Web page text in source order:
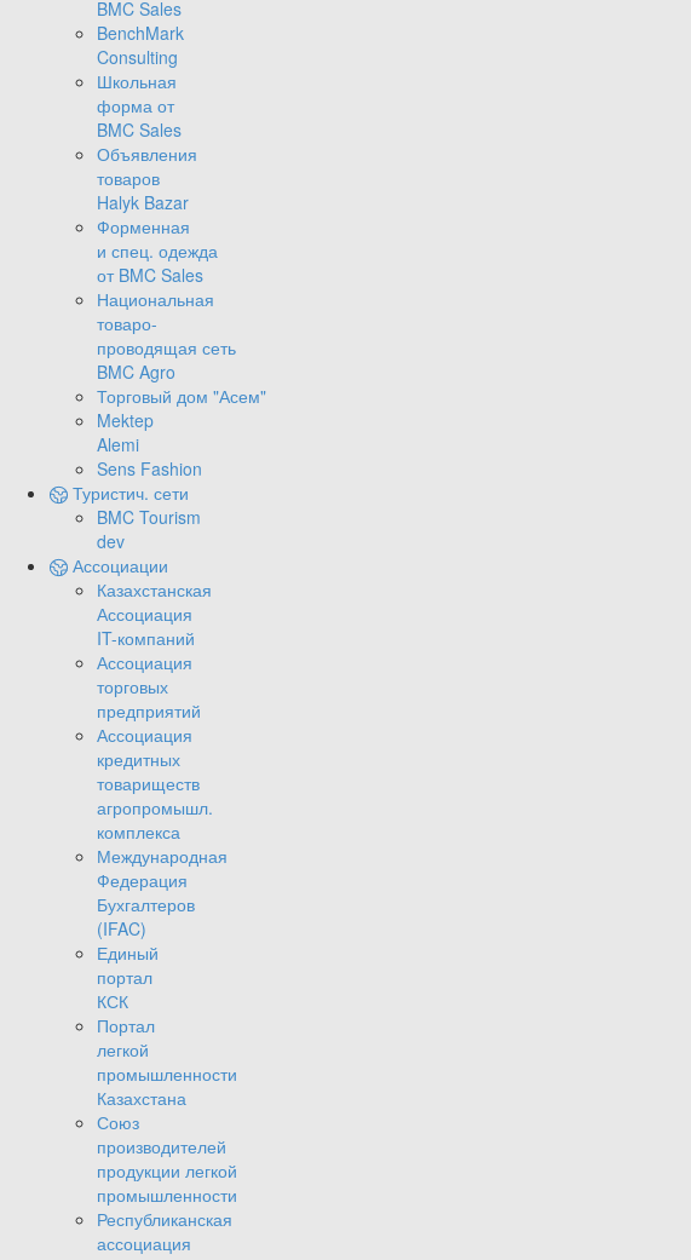
BMC Sales
BenchMark
Consulting
Школьная
форма от
BMC Sales
Объявления
товаров
Halyk Bazar
Форменная
и спец. одежда
от BMC Sales
Национальная
товаро-
проводящая сеть
BMC Agro
Торговый дом "Асем"
Mektep
Alemi
Sens Fashion
Туристич. сети
BMC Tourism
dev
Ассоциации
Казахстанская
Ассоциация
IT-компаний
Ассоциация
торговых
предприятий
Ассоциация
кредитных
товариществ
агропромышл.
комплекса
Международная
Федерация
Бухгалтеров
(IFAC)
Единый
портал
КСК
Портал
легкой
промышленности
Казахстана
Союз
производителей
продукции легкой
промышленности
Республиканская
ассоциация